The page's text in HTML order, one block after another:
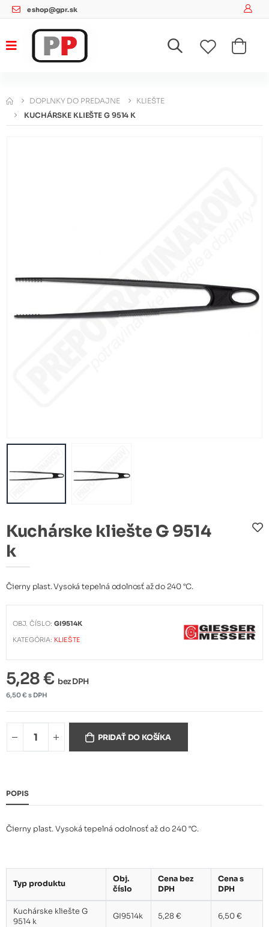
eshop@gpr.sk
DOPLNKY DO PREDAJNE
KLIEŠTE
KUCHÁRSKE KLIEŠTE G 9514 K
Kuchárske kliešte G 9514
k
Čierny plast. Vysoká tepelná odolnosť až do 240 °C.
OBJ. ČÍSLO:GI9514K
KATEGÓRIA: KLIEŠTE
5,28 € bez DPH
6,50 € s DPH
PRIDAŤ DO KOŠÍKA
POPIS
Čierny plast. Vysoká tepelná odolnosť až do 240 °C.
Typ produktu
Obj.
číslo
Cena bez
DPH
Cena s
DPH
Kuchárske kliešte G
9514 k
GI9514k 5,28 € 6,50 €